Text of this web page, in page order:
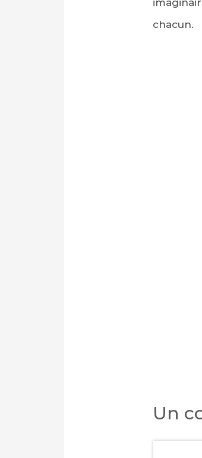
chacun.
Un